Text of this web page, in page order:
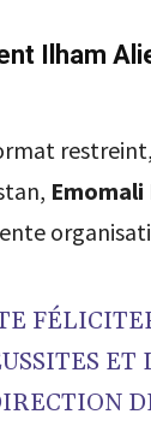
Ilham
Emomali
ET